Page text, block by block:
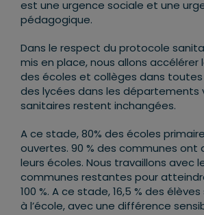
est une urgence sociale et une
pédagogique.
Dans le respect du protocole
mis en place, nous allons accélérer
des écoles et collèges dans toutes
des lycées dans les départements
sanitaires restent inchangées.
A ce stade, 80% des écoles
ouvertes. 90 % des communes ont
leurs écoles. Nous travaillons avec
communes restantes pour
100 %. A ce stade, 16,5 % des
à l’école, avec une différence